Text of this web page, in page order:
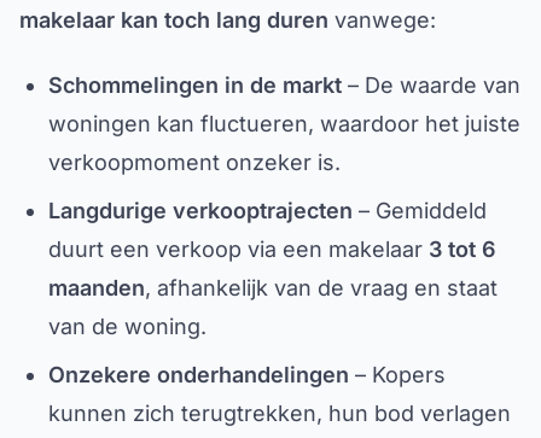
makelaar kan toch lang duren vanwege:
Schommelingen in de markt – De waarde van
woningen kan fluctueren, waardoor het juiste
verkoopmoment onzeker is.
Langdurige verkooptrajecten – Gemiddeld
duurt een verkoop via een makelaar 3 tot 6
maanden, afhankelijk van de vraag en staat
van de woning.
Onzekere onderhandelingen – Kopers
kunnen zich terugtrekken, hun bod verlagen